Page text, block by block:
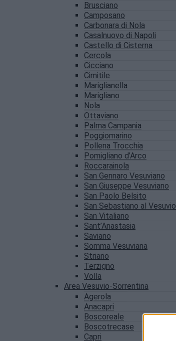
Brusciano
Camposano
Carbonara di Nola
Casalnuovo di Napoli
Castello di Cisterna
Cercola
Cicciano
Cimitile
Mariglianella
Marigliano
Nola
Ottaviano
Palma Campania
Poggiomarino
Pollena Trocchia
Pomigliano d’Arco
Roccarainola
San Gennaro Vesuviano
San Giuseppe Vesuviano
San Paolo Belsito
San Sebastiano al Vesuvio
San Vitaliano
Sant’Anastasia
Saviano
Somma Vesuviana
Striano
Terzigno
Volla
Area Vesuvio-Sorrentina
Agerola
Anacapri
Boscoreale
Boscotrecase
Capri